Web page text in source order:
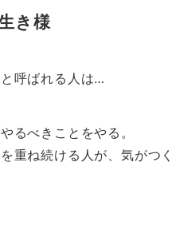
き様
呼ばれる人は…
るべきことをやる。
重ね続ける人が、気がつ